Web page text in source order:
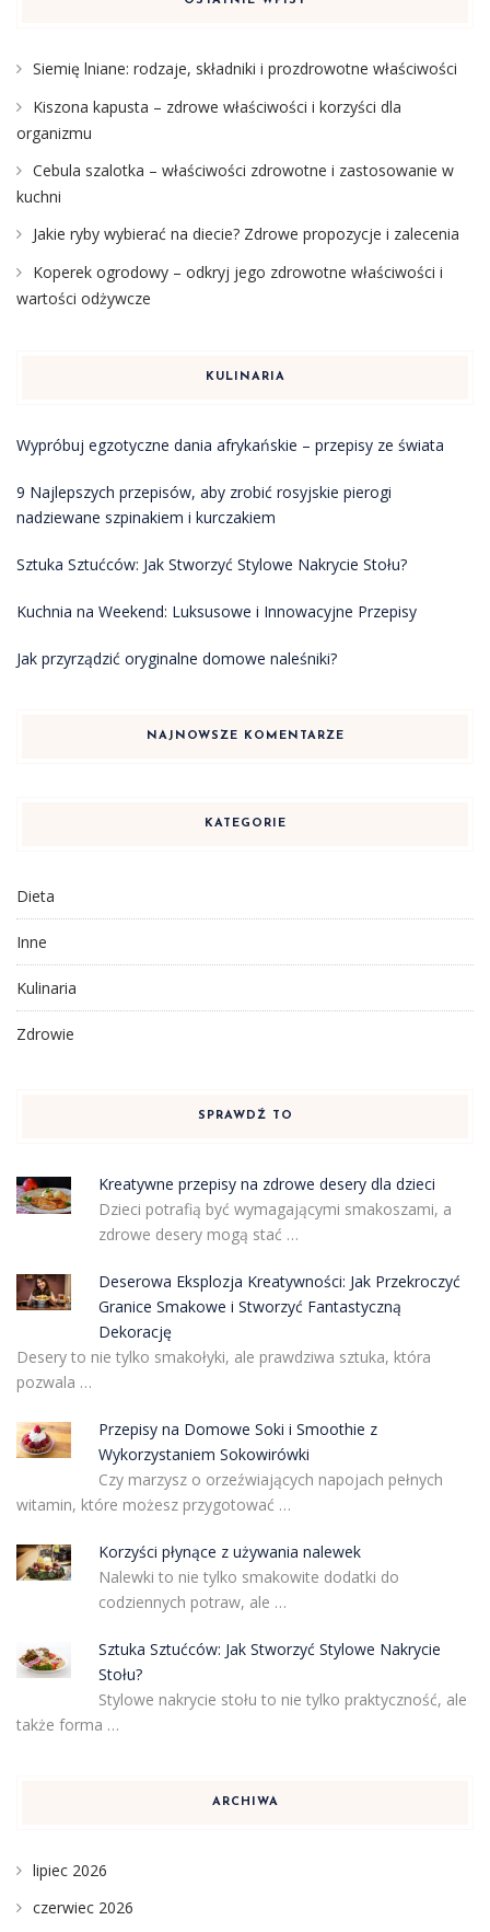
Siemię lniane: rodzaje, składniki i prozdrowotne właściwości
Kiszona kapusta – zdrowe właściwości i korzyści dla
organizmu
Cebula szalotka – właściwości zdrowotne i zastosowanie w
kuchni
Jakie ryby wybierać na diecie? Zdrowe propozycje i zalecenia
Koperek ogrodowy – odkryj jego zdrowotne właściwości i
wartości odżywcze
KULINARIA
Wypróbuj egzotyczne dania afrykańskie – przepisy ze świata
9 Najlepszych przepisów, aby zrobić rosyjskie pierogi
nadziewane szpinakiem i kurczakiem
Sztuka Sztućców: Jak Stworzyć Stylowe Nakrycie Stołu?
Kuchnia na Weekend: Luksusowe i Innowacyjne Przepisy
Jak przyrządzić oryginalne domowe naleśniki?
NAJNOWSZE KOMENTARZE
KATEGORIE
Dieta
Inne
Kulinaria
Zdrowie
SPRAWDŹ TO
Kreatywne przepisy na zdrowe desery dla dzieci
Dzieci potrafią być wymagającymi smakoszami, a
zdrowe desery mogą stać …
Deserowa Eksplozja Kreatywności: Jak Przekroczyć
Granice Smakowe i Stworzyć Fantastyczną
Dekorację
Desery to nie tylko smakołyki, ale prawdziwa sztuka, która
pozwala …
Przepisy na Domowe Soki i Smoothie z
Wykorzystaniem Sokowirówki
Czy marzysz o orzeźwiających napojach pełnych
witamin, które możesz przygotować …
Korzyści płynące z używania nalewek
Nalewki to nie tylko smakowite dodatki do
codziennych potraw, ale …
Sztuka Sztućców: Jak Stworzyć Stylowe Nakrycie
Stołu?
Stylowe nakrycie stołu to nie tylko praktyczność, ale
także forma …
ARCHIWA
lipiec 2026
czerwiec 2026